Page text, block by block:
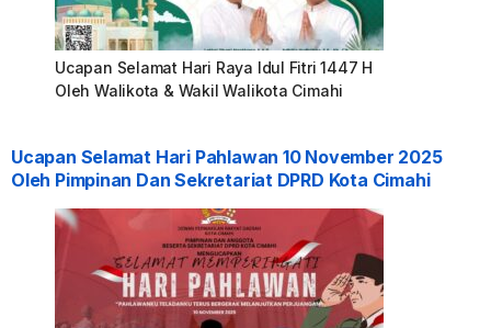
Ucapan Selamat Hari Raya Idul Fitri 1447 H
Oleh Walikota & Wakil Walikota Cimahi
Ucapan Selamat Hari Pahlawan 10 November 2025
Oleh Pimpinan Dan Sekretariat DPRD Kota Cimahi